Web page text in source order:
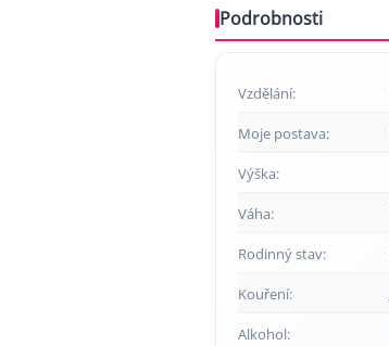
Podrobnosti
Vzdělání:
Moje postava:
Výška:
Váha:
Rodinný stav:
Kouření:
Alkohol: